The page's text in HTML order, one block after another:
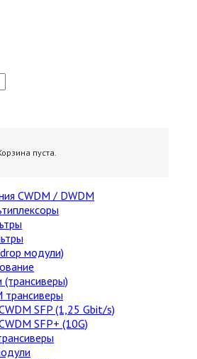
пуста.
CWDM / DWDM
модули)
трансиверы
SFP (1,25 Gbit/s)
SFP+ (10G)